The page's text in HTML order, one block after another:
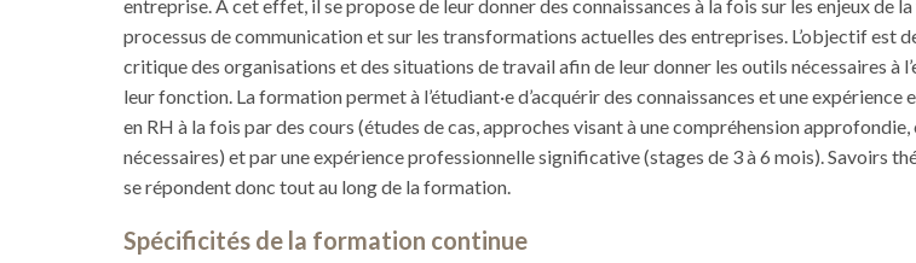
entreprise. À cet effet, il se propose de leur donner des connaissances à la fois sur les enjeux de
processus de communication et sur les transformations actuelles des entreprises. L’objectif est
critique des organisations et des situations de travail afin de leur donner les outils nécessaires à
leur fonction. La formation permet à l’étudiant·e d’acquérir des connaissances et une
en RH à la fois par des cours (études de cas, approches visant à une compréhension
nécessaires) et par une expérience professionnelle significative (stages de 3 à 6 mois). Savoirs
se répondent donc tout au long de la formation.
Spécificités de la formation continue